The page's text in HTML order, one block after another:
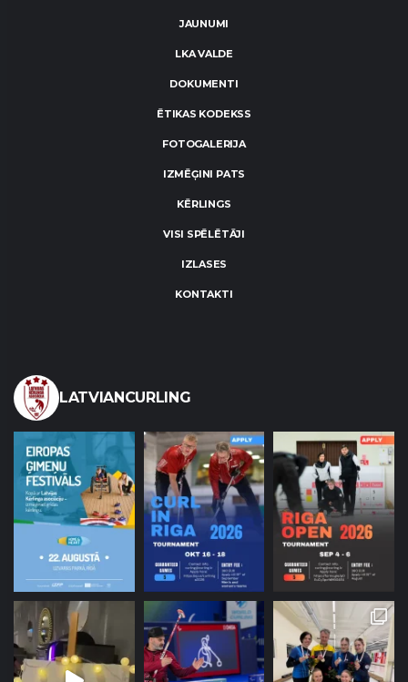
JAUNUMI
LKA VALDE
DOKUMENTI
ĒTIKAS KODEKSS
FOTOGALERIJA
IZMĒĢINI PATS
KĒRLINGS
VISI SPĒLĒTĀJI
IZLASES
KONTAKTI
LATVIANCURLING